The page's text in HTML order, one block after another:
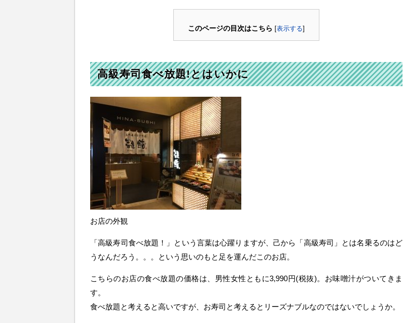
このページの目次はこちら [表示する]
高級寿司食べ放題!とはいかに
お店の外観
「高級寿司食べ放題！」という言葉は心躍りますが、己から「高級寿司」とは名乗るのはど
うなんだろう。。。という思いのもと足を運んだこのお店。
こちらのお店の食べ放題の価格は、男性女性ともに3,990円(税抜)。お味噌汁がついてきま
す。
食べ放題と考えると高いですが、お寿司と考えるとリーズナブルなのではないでしょうか。